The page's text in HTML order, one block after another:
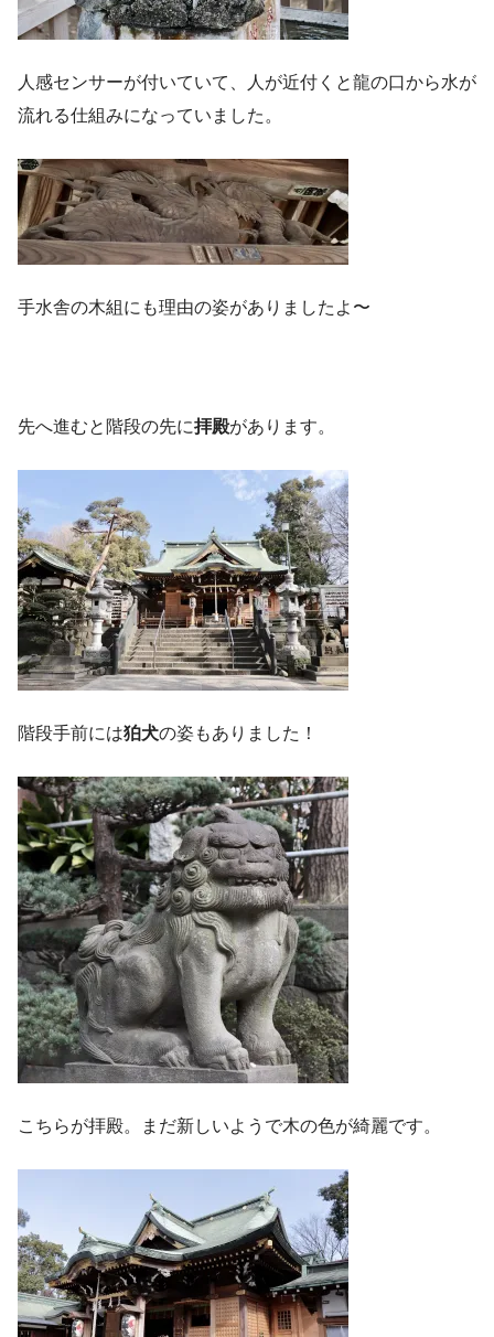
人感センサーが付いていて、人が近付くと龍の口から水が
流れる仕組みになっていました。
手水舎の木組にも理由の姿がありましたよ〜
先へ進むと階段の先に拝殿があります。
階段手前には狛犬の姿もありました！
こちらが拝殿。まだ新しいようで木の色が綺麗です。